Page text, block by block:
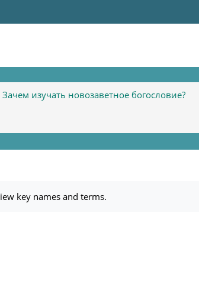
изучать новозаветное богословие?
key names and terms.